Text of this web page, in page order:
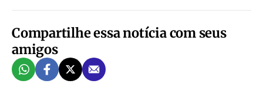
Compartilhe essa notícia com seus
amigos